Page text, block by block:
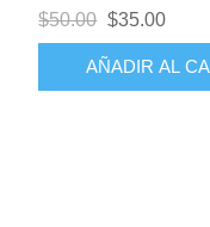
$50.00 $35.00
AÑADIR AL